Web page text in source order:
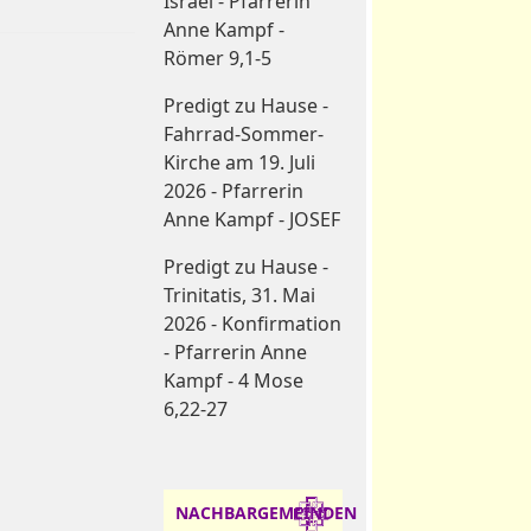
Anne Kampf -
Römer 9,1-5
Predigt zu Hause -
Fahrrad-Sommer-
Kirche am 19. Juli
2026 - Pfarrerin
Anne Kampf - JOSEF
Predigt zu Hause -
Trinitatis, 31. Mai
2026 - Konfirmation
- Pfarrerin Anne
Kampf - 4 Mose
6,22-27
NACHBARGEMEINDEN